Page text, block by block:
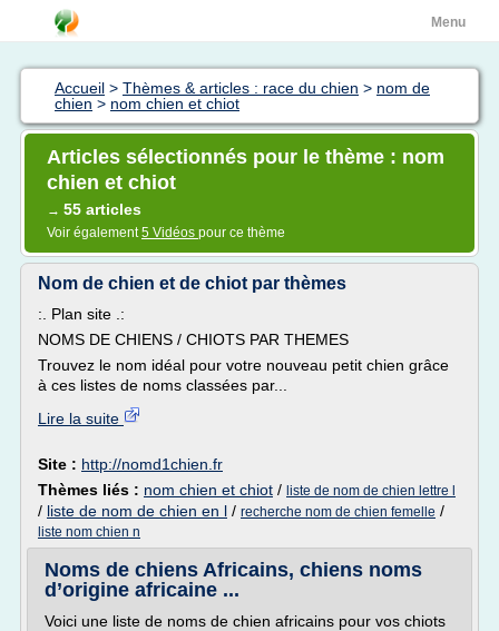
Menu
Accueil > Thèmes & articles : race du chien > nom de
chien > nom chien et chiot
Articles sélectionnés pour le thème : nom
chien et chiot
→ 55 articles
Voir également5 Vidéos pour ce thème
Nom de chien et de chiot par thèmes
:. Plan site .:
NOMS DE CHIENS / CHIOTS PAR THEMES
Trouvez le nom idéal pour votre nouveau petit chien grâce
à ces listes de noms classées par...
Lire la suite
Site : http://nomd1chien.fr
Thèmes liés : nom chien et chiot / liste de nom de chien lettre l
/ liste de nom de chien en l / recherche nom de chien femelle /
liste nom chien n
Noms de chiens Africains, chiens noms
d’origine africaine ...
Voici une liste de noms de chien africains pour vos chiots